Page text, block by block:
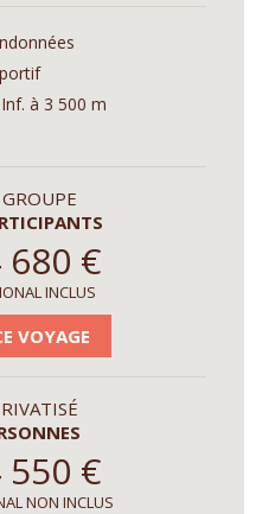
Inf. à 3 500 m
680 €
INCLUS
VOYAGE
550 €
NON INCLUS